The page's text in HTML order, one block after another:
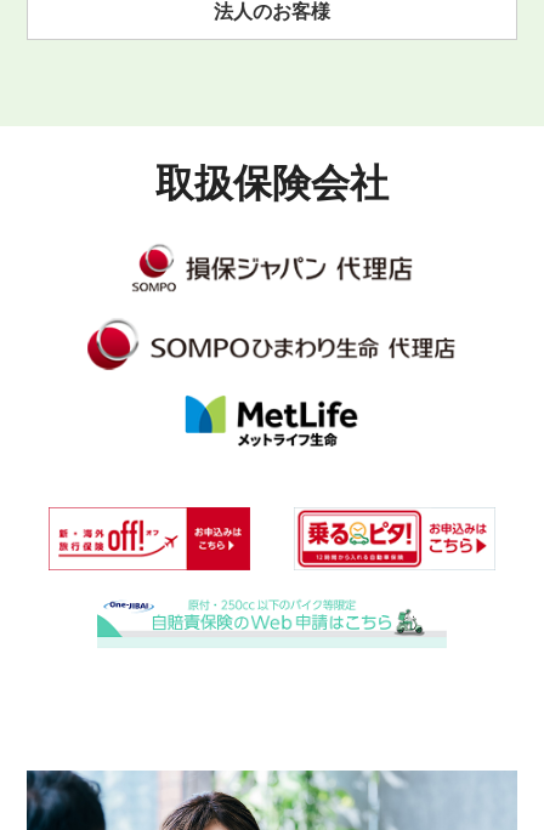
法人のお客様
取扱保険会社